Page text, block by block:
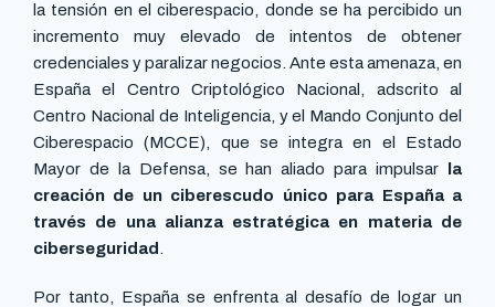
la tensión en el ciberespacio, donde se ha percibido un
incremento muy elevado de intentos de obtener
credenciales y paralizar negocios. Ante esta amenaza, en
España el Centro Criptológico Nacional, adscrito al
Centro Nacional de Inteligencia, y el Mando Conjunto del
Ciberespacio (MCCE), que se integra en el Estado
Mayor de la Defensa, se han aliado para impulsar
la
creación de un ciberescudo único para España a
través de una alianza estratégica en materia de
ciberseguridad
Por tanto, España se enfrenta al desafío de logar un